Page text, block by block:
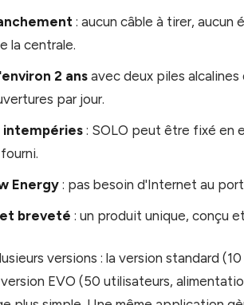
: aucun câble à tirer, aucun
la centrale.
2 ans avec deux piles alcalines
par jour.
intempéries: SOLO peut être fixé en
Energy : pas besoin d'Internet au
breveté : un produit unique, conçu
versions : la version standard
EVO (50 utilisateurs,